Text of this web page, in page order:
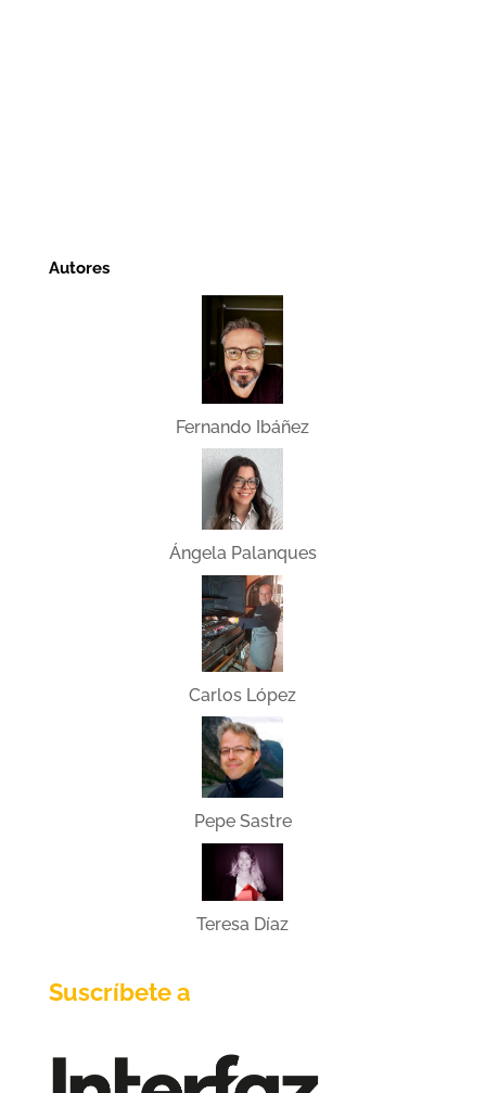
Autores
Fernando Ibáñez
Ángela Palanques
Carlos López
Pepe Sastre
Teresa Díaz
Suscríbete a